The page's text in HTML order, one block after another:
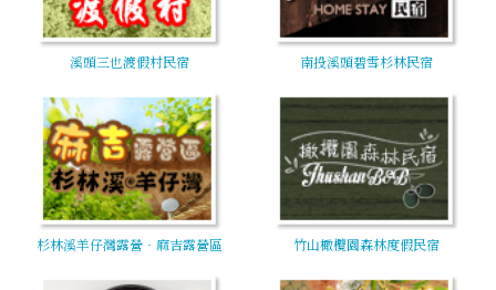
溪頭三也渡假村民宿 南投溪頭碧雪杉林民宿
杉林溪羊仔灣露營‧麻吉露營區 竹山橄欖園森林度假民宿